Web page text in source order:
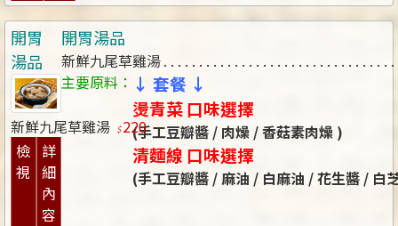
開胃
湯品
新鮮九尾草雞湯
220
檢
視
詳
細
內
容
開胃湯品
新鮮九尾草雞湯
主要原料： ↓ 套餐 ↓
燙青菜 口味選擇
(手工豆瓣醬 / 肉燥 / 香菇素肉燥 )
清麵線 口味選擇
(手工豆瓣醬 / 麻油 / 白麻油 / 花生醬 / 白